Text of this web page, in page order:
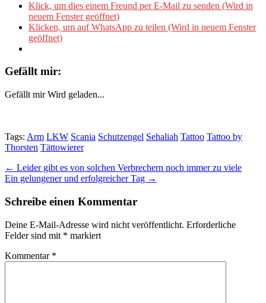
Klick, um dies einem Freund per E-Mail zu senden (Wird in
neuem Fenster geöffnet)
Klicken, um auf WhatsApp zu teilen (Wird in neuem Fenster
geöffnet)
Gefällt mir:
Gefällt mir Wird geladen...
Tags: Arm LKW Scania Schutzengel Sehaliah Tattoo Tattoo by
Thorsten Tättowierer
Post
navigation
← Leider gibt es von solchen Verbrechern noch immer zu viele
Ein gelungener und erfolgreicher Tag →
Schreibe einen Kommentar
Deine E-Mail-Adresse wird nicht veröffentlicht. Erforderliche
Felder sind mit * markiert
Kommentar *